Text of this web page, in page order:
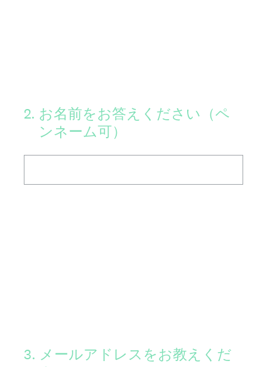
2. お名前をお答えください（ペ
ンネーム可）
3. メールアドレスをお教えくだ